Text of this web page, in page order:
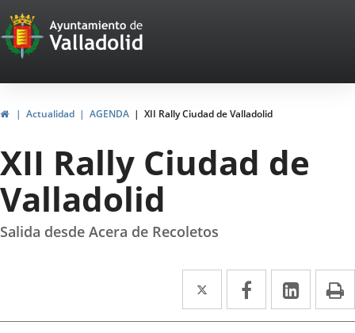
Portal
Web
del
Ayuntamiento
de
Valladolid
InicioActualidad AGENDA XII Rally Ciudad de Valladolid
XII Rally Ciudad de
Valladolid
Salida desde Acera de Recoletos
Twitter
Enlace
a
Facebook
Enlace
a
Enlace
a